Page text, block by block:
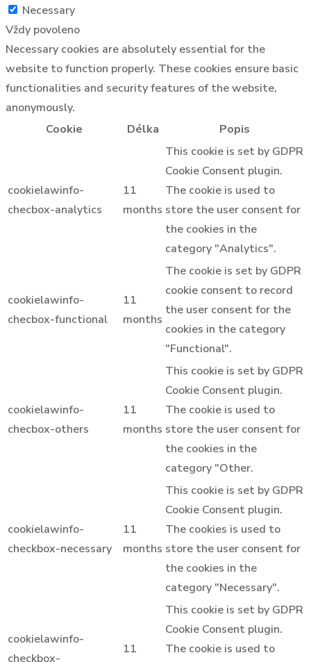
Necessary
Vždy povoleno
Necessary cookies are absolutely essential for the
website to function properly. These cookies ensure basic
functionalities and security features of the website,
anonymously.
Cookie
Délka Popis
cookielawinfo-
checbox-analytics
11
months
This cookie is set by GDPR
Cookie Consent plugin.
The cookie is used to
store the user consent for
the cookies in the
category "Analytics".
cookielawinfo-
checbox-functional
11
months
The cookie is set by GDPR
cookie consent to record
the user consent for the
cookies in the category
"Functional".
cookielawinfo-
checbox-others
11
months
This cookie is set by GDPR
Cookie Consent plugin.
The cookie is used to
store the user consent for
the cookies in the
category "Other.
cookielawinfo-
checkbox-necessary
11
months
This cookie is set by GDPR
Cookie Consent plugin.
The cookies is used to
store the user consent for
the cookies in the
category "Necessary".
cookielawinfo-
checkbox-
11
This cookie is set by GDPR
Cookie Consent plugin.
The cookie is used to